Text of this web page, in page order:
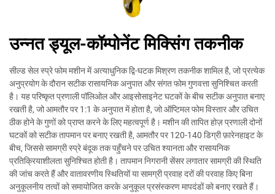
उन्नत ड्यूल-कॉम्पोनेंट मिक्सिंग तकनीक
सील्ड सेल स्प्रे फोम मशीन में अत्याधुनिक द्वि-घटक मिश्रण तकनीक शामिल है, जो प्रत्येक
अनुप्रयोग के दौरान सटीक रासायनिक अनुपात और संगत फोम गुणवत्ता सुनिश्चित करती
है। यह परिष्कृत प्रणाली पॉलिओल और आइसोसाइनेट घटकों के बीच सटीक अनुपात बनाए
रखती है, जो आमतौर पर 1:1 के अनुपात में होता है, जो ऑप्टिमल फोम विस्तार और उचित
ठीक होने के गुणों को प्राप्त करने के लिए महत्वपूर्ण है। मशीन की तापित होज़ प्रणाली दोनों
घटकों को सटीक तापमान पर बनाए रखती है, आमतौर पर 120-140 डिग्री फ़ारेनहाइट के
बीच, जिससे सामग्री स्प्रे बंदूक तक पहुँचने पर उचित श्यानता और रासायनिक
प्रतिक्रियाशीलता सुनिश्चित होती है। तापमान निगरानी सेंसर लगातार सामग्री की स्थिति
की जांच करते हैं और वातावरणीय स्थितियों या सामग्री प्रवाह दरों की परवाह किए बिना
अनुकूलनीय तत्वों को समायोजित करके अनुकूल प्रसंस्करण मापदंडों को बनाए रखते हैं।